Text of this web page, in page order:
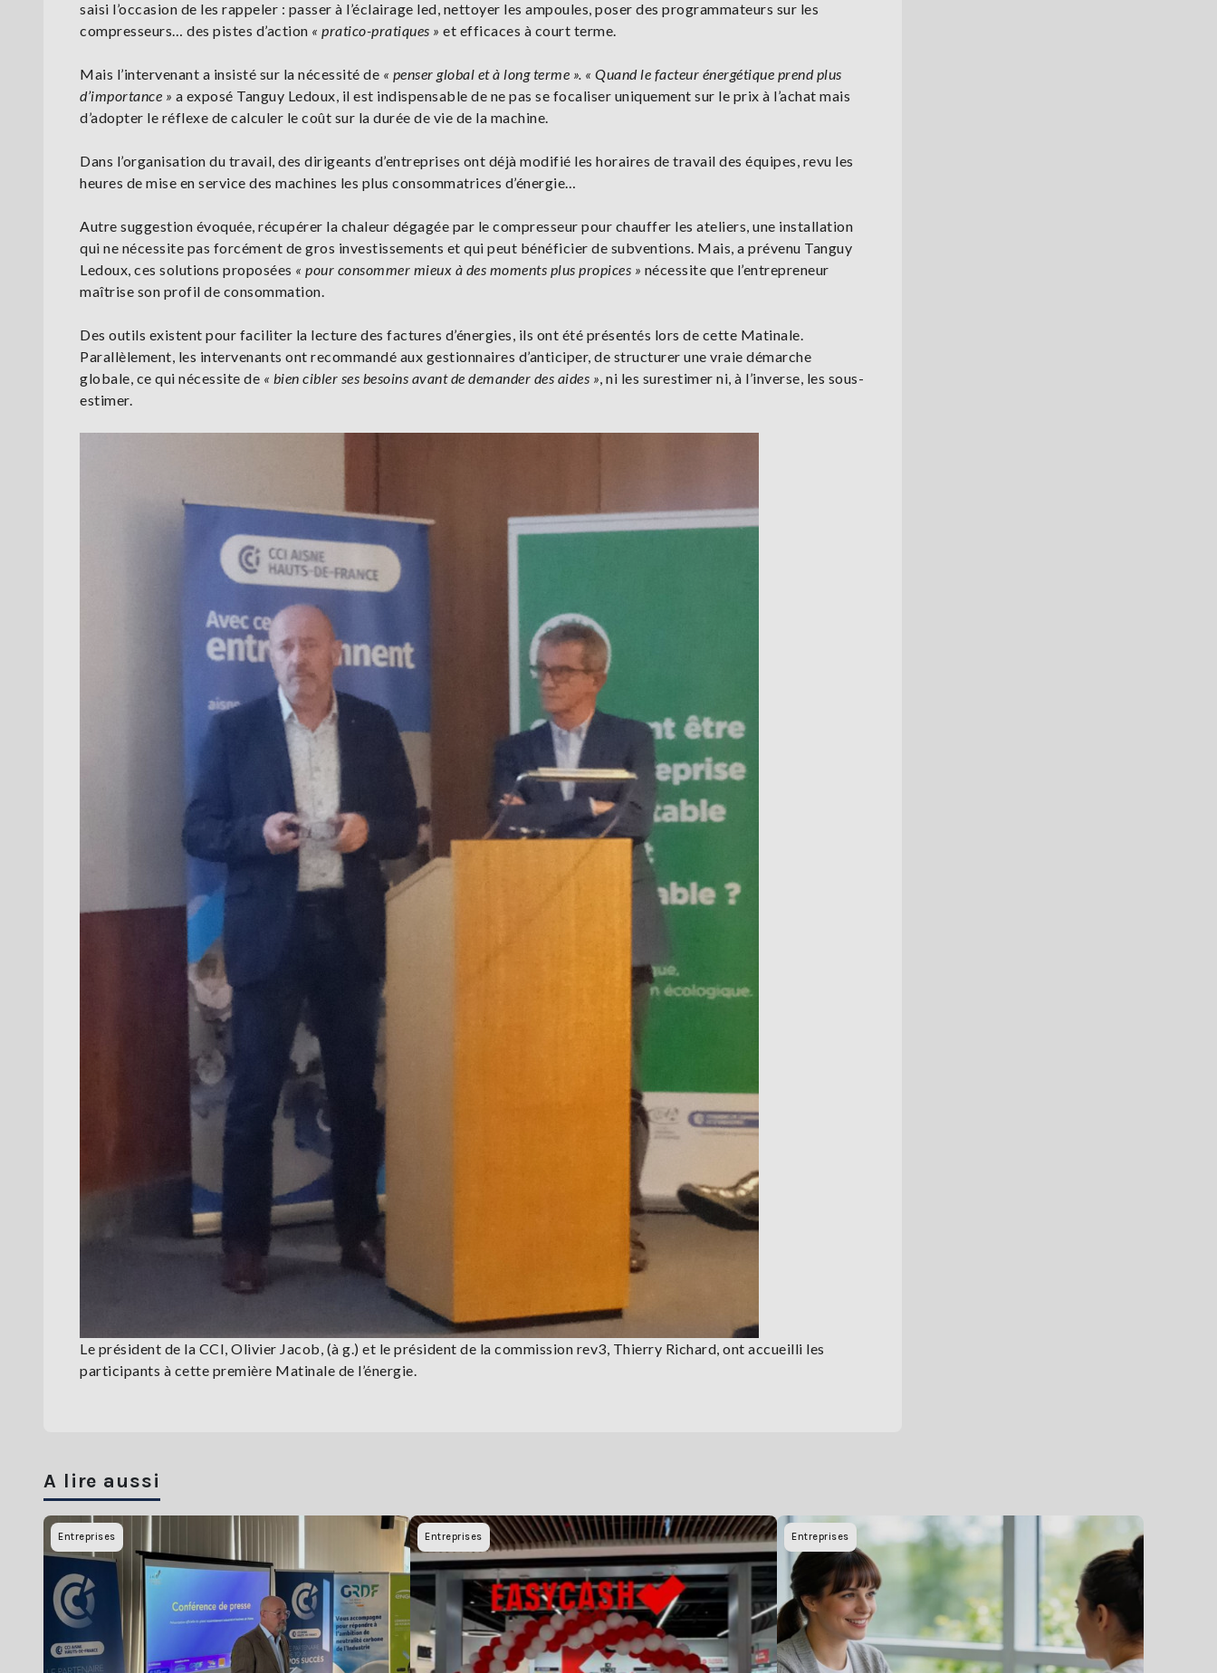
saisi l’occasion de les rappeler : passer à l’éclairage led, nettoyer les ampoules, poser des programmateurs sur les
compresseurs… des pistes d’action « pratico-pratiques » et efficaces à court terme.
Mais l’intervenant a insisté sur la nécessité de « penser global et à long terme ». « Quand le facteur énergétique prend plus
d’importance » a exposé Tanguy Ledoux, il est indispensable de ne pas se focaliser uniquement sur le prix à l’achat mais
d’adopter le réflexe de calculer le coût sur la durée de vie de la machine.
Dans l’organisation du travail, des dirigeants d’entreprises ont déjà modifié les horaires de travail des équipes, revu les
heures de mise en service des machines les plus consommatrices d’énergie…
Autre suggestion évoquée, récupérer la chaleur dégagée par le compresseur pour chauffer les ateliers, une installation
qui ne nécessite pas forcément de gros investissements et qui peut bénéficier de subventions. Mais, a prévenu Tanguy
Ledoux, ces solutions proposées « pour consommer mieux à des moments plus propices » nécessite que l’entrepreneur
maîtrise son profil de consommation.
Des outils existent pour faciliter la lecture des factures d’énergies, ils ont été présentés lors de cette Matinale.
Parallèlement, les intervenants ont recommandé aux gestionnaires d’anticiper, de structurer une vraie démarche
globale, ce qui nécessite de « bien cibler ses besoins avant de demander des aides », ni les surestimer ni, à l’inverse, les sous-
estimer.
Le président de la CCI, Olivier Jacob, (à g.) et le président de la commission rev3, Thierry Richard, ont accueilli les
participants à cette première Matinale de l’énergie.
A lire aussi
Entreprises Entreprises Entreprises